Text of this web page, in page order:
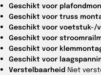
Geschikt voor
Geschikt voor truss
Geschikt voor voetstuk-/
Geschikt voor
Geschikt voor
Geschikt voor
Verstelbaarheid Niet